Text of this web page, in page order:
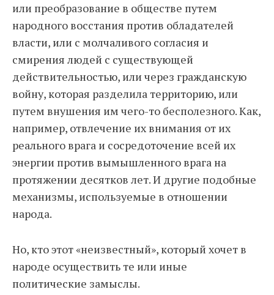
или преобразование в обществе путем
народного восстания против обладателей
власти, или с молчаливого согласия и
смирения людей с существующей
действительностью, или через гражданскую
войну, которая разделила территорию, или
путем внушения им чего-то бесполезного. Как,
например, отвлечение их внимания от их
реального врага и сосредоточение всей их
энергии против вымышленного врага на
протяжении десятков лет. И другие подобные
механизмы, используемые в отношении
народа.
Но, кто этот «неизвестный», который хочет в
народе осуществить те или иные
политические замыслы.